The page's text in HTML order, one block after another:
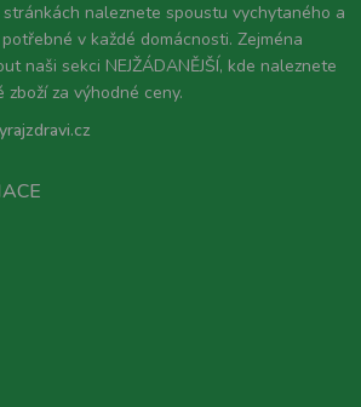
naleznete spoustu vychytaného a
v každé domácnosti. Zejména
naši sekci NEJŽÁDANĚJŠÍ, kde naleznete
za výhodné ceny.